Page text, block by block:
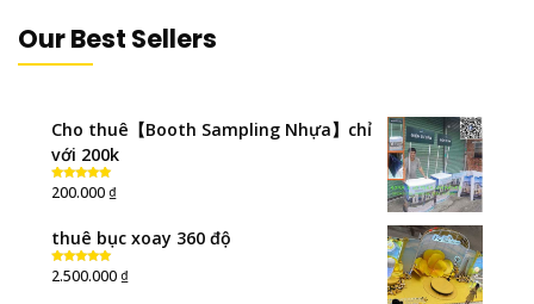
Our Best Sellers
Cho thuê【Booth Sampling Nhựa】chỉ
với 200k
Rated5.00
out of 5
200.000₫
thuê bục xoay 360 độ
Rated5.00
out of 5
2.500.000₫